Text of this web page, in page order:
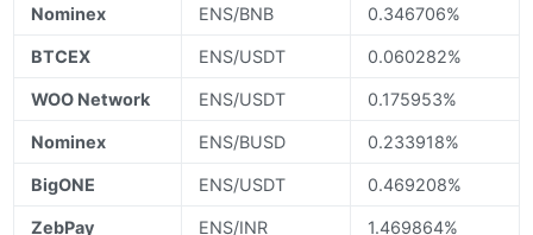
Nominex ENS/BNB 0.346706%
BTCEX ENS/USDT 0.060282%
WOO Network ENS/USDT 0.175953%
Nominex ENS/BUSD 0.233918%
BigONE ENS/USDT 0.469208%
ZebPay ENS/INR 1.469864%